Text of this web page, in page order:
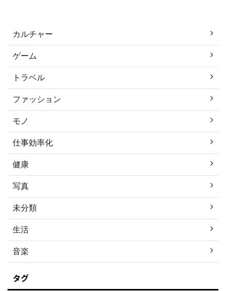
カルチャー
ゲーム
トラベル
ファッション
モノ
仕事効率化
健康
写真
未分類
生活
音楽
タグ